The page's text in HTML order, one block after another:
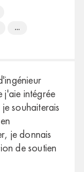
...
j'aie intégrée
souhaiterais
je donnais
de soutien